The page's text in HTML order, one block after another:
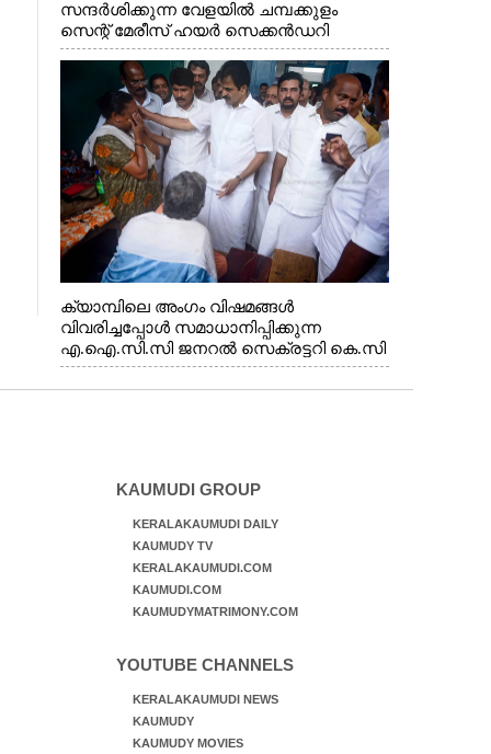
സന്ദർശിക്കുന്ന വേളയിൽ ചമ്പക്കുളം
സെന്റ് മേരീസ് ഹയർ സെക്കൻഡറി
സ്കൂളിലെ ക്യാമ്പിലെത്തിയ എ.ഐ.സി.സി
ജനറൽ സെക്രട്ടറി കെ.സി
വേണുഗോപാൽ എം.പി കുരുന്നിനെ
എടുത്ത് ലാളിച്ചപ്പോൾ. സഹകരണ-
എക്സൈസ് വകുപ്പ് മന്ത്രി എം. ലിജു,
കൃഷിവകുപ്പ് മന്ത്രി ടി. സിദ്ദിഖ്, റെജി
ചെറിയാൻ എം. എൽ. എ എന്നിവർ സമീപം
ക്യാമ്പിലെ അംഗം വിഷമങ്ങൾ
വിവരിച്ചപ്പോൾ സമാധാനിപ്പിക്കുന്ന
എ.ഐ.സി.സി ജനറൽ സെക്രട്ടറി കെ.സി
വേണുഗോപാൽ എം.പി. സഹകരണ-
എക്സൈസ് വകുപ്പ് മന്ത്രി എം. ലിജു,
KAUMUDI GROUP
KERALAKAUMUDI DAILY
KAUMUDY TV
KERALAKAUMUDI.COM
KAUMUDI.COM
KAUMUDYMATRIMONY.COM
YOUTUBE CHANNELS
KERALAKAUMUDI NEWS
KAUMUDY
KAUMUDY MOVIES